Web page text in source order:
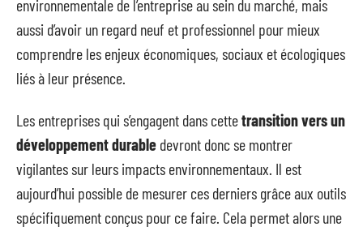
environnementale de l’entreprise au sein du marché, mais
aussi d’avoir un regard neuf et professionnel pour mieux
comprendre les enjeux économiques, sociaux et écologiques
liés à leur présence.
Les entreprises qui s’engagent dans cettetransition vers un
développement durable devront donc se montrer
vigilantes sur leurs impacts environnementaux. Il est
aujourd’hui possible de mesurer ces derniers grâce aux outils
spécifiquement conçus pour ce faire. Cela permet alors une